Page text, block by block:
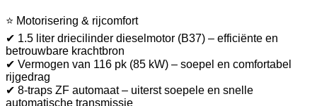
⭐ Motorisering & rijcomfort
✔ 1.5 liter driecilinder dieselmotor (B37) – efficiënte en
betrouwbare krachtbron
✔ Vermogen van 116 pk (85 kW) – soepel en comfortabel
rijgedrag
✔ 8-traps ZF automaat – uiterst soepele en snelle
automatische transmissie